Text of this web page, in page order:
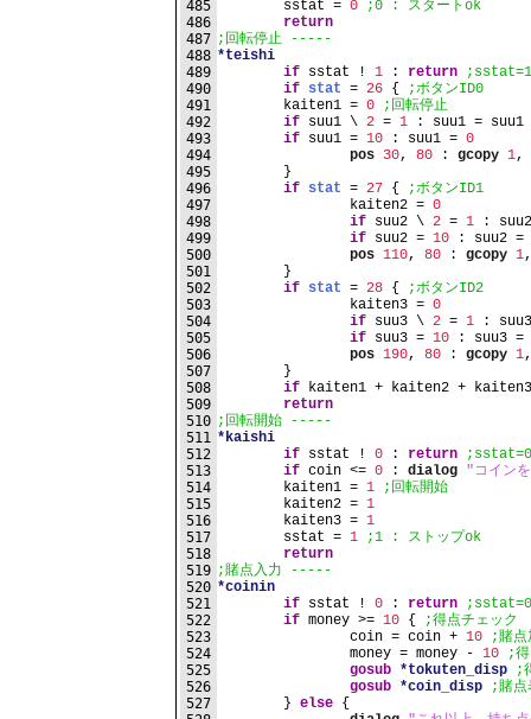
485
486
487
488
489
490
491
492
493
494
495
496
497
498
499
500
501
502
503
504
505
506
507
508
509
510
511
512
513
514
515
516
517
518
519
520
521
522
523
524
525
526
527
	sstat =
0
;0 : スタートok
return
;回転停止 -----
*teishi
if sstat ! 1 : return
;sstat=1
if stat = 26 {
;ボタンID0
	kaiten1 =
0
;回転停止
if suu1 \ 2 = 1 : suu1 =
if suu1 = 10 : suu1 = 0
pos 30, 80 : gcopy 1,
	}
if stat = 27 {
;ボタンID1
		kaiten2 =
0
if suu2 \ 2 = 1 :
if suu2 = 10 : suu2 =
pos 110, 80 : gcopy 1
	}
if stat = 28 {
;ボタンID2
		kaiten3 =
0
if suu3 \ 2 = 1 :
if suu3 = 10 : suu3 =
pos 190, 80 : gcopy 1
	}
if kaiten1 + kaiten2 +
return
;回転開始 -----
*kaishi
if sstat ! 0 : return
;sstat=0
if coin <= 0 : dialog "コイン
	kaiten1 =
1
;回転開始
	kaiten2 =
1
	kaiten3 =
1
	sstat =
1
;1 : ストップok
return
;賭点入力 -----
*coinin
if sstat ! 0 : return
;sstat=0
if money >= 10 {
;得点チェック
		coin = coin +
10
;賭点
		money = money -
10
;
gosub *tokuten_disp
;
gosub *coin_disp
;賭点
	}
else {